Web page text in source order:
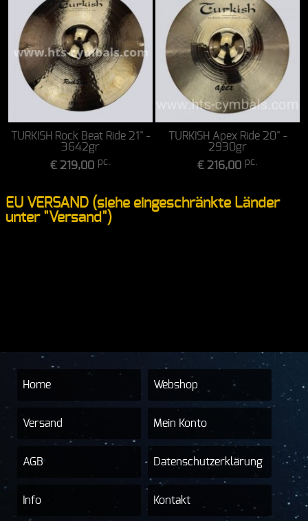
TURKISH Rock Beat Ride 21" -
3642gr
€ 219,00 pc.
TURKISH Apex Ride 20" -
2930gr
€ 216,00 pc.
EU VERSAND (siehe eingeschränkte Länder
unter "Versand")
Home Webshop
Versand Mein Konto
AGB Datenschutzerklärung
Info Kontakt